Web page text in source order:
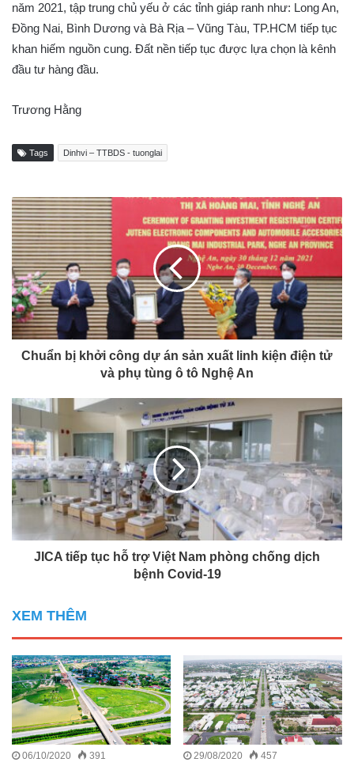
năm 2021, tập trung chủ yếu ở các tỉnh giáp ranh như: Long An,
Đồng Nai, Bình Dương và Bà Rịa – Vũng Tàu, TP.HCM tiếp tục
khan hiếm nguồn cung. Đất nền tiếp tục được lựa chọn là kênh
đầu tư hàng đầu.
Trương Hằng
Tags Dinhvi – TTBDS - tuonglai
Chuẩn bị khởi công dự án sản xuất linh kiện điện tử
và phụ tùng ô tô Nghệ An
JICA tiếp tục hỗ trợ Việt Nam phòng chống dịch
bệnh Covid-19
XEM THÊM
06/10/2020 391 29/08/2020 457